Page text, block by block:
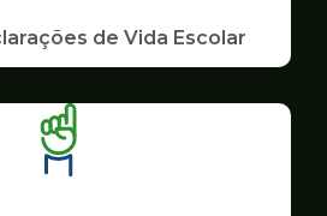
de Vida Escolar